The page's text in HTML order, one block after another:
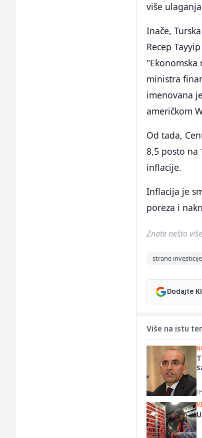
više
Inače,
Recep
"Ekonomska
ministra
imenovana
američkom
Od tada,
8,5 posto
inflacije.
Inflacija je
poreza i
Znate nešto
strane investicije
Dodajte
Više na istu